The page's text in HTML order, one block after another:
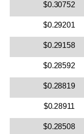
$0.30752
$0.29201
$0.29158
$0.28592
$0.28819
$0.28911
$0.28508